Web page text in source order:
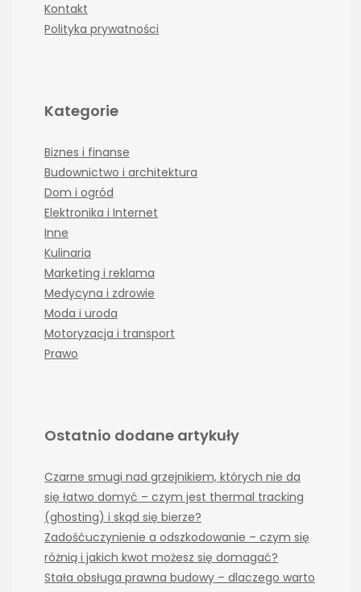
Kontakt
Polityka prywatności
Kategorie
Biznes i finanse
Budownictwo i architektura
Dom i ogród
Elektronika i Internet
Inne
Kulinaria
Marketing i reklama
Medycyna i zdrowie
Moda i uroda
Motoryzacja i transport
Prawo
Ostatnio dodane artykuły
Czarne smugi nad grzejnikiem, których nie da
się łatwo domyć – czym jest thermal tracking
(ghosting) i skąd się bierze?
Zadośćuczynienie a odszkodowanie – czym się
różnią i jakich kwot możesz się domagać?
Stała obsługa prawna budowy – dlaczego warto